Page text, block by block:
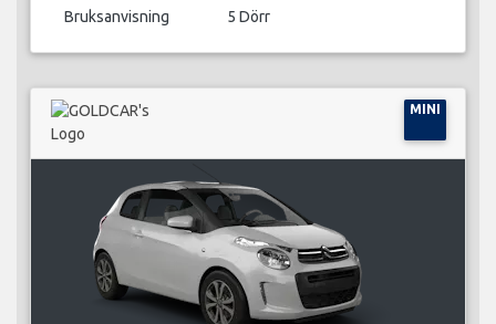
Bruksanvisning 5 Dörr
MINI